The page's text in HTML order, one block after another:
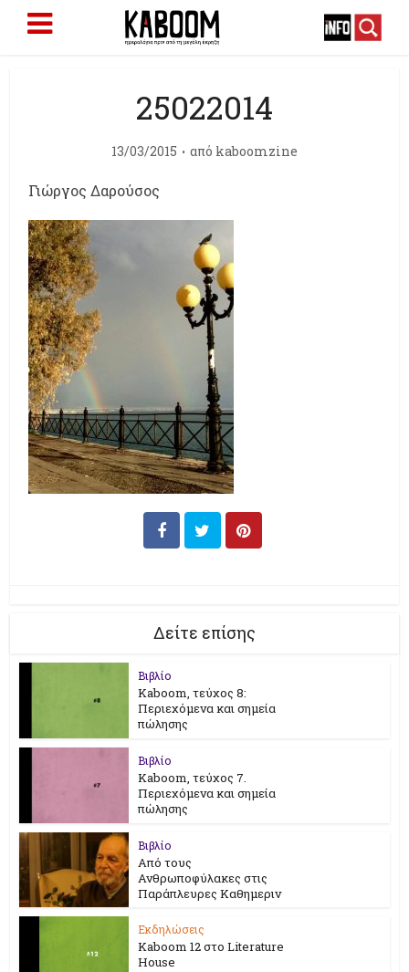
25022014
13/03/2015 από kaboomzine
Γιώργος Δαρούσος
Δείτε επίσης
Βιβλίο
Kaboom, τεύχος 8:
Περιεχόμενα και σημεία
πώλησης
Βιβλίο
Kaboom, τεύχος 7.
Περιεχόμενα και σημεία
πώλησης
Βιβλίο
Από τους
Ανθρωποφύλακες στις
Παράπλευρες Καθημεριν
Εκδηλώσεις
Kaboom 12 στο Literature
House